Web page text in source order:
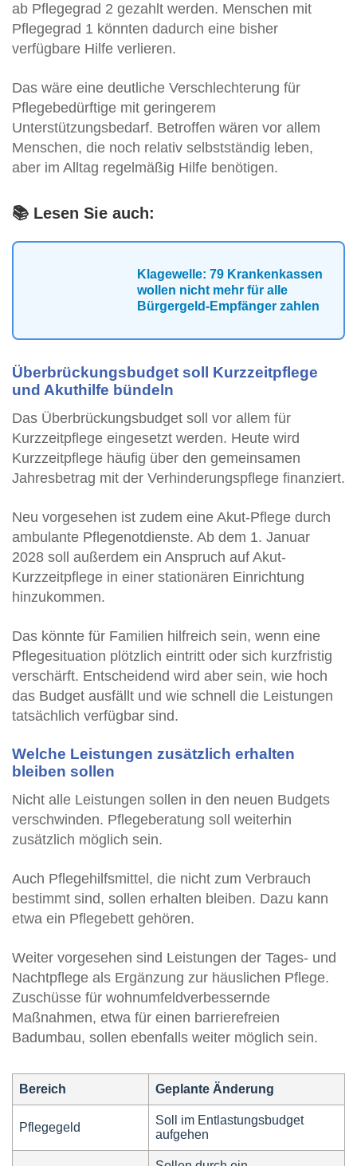
ab Pflegegrad 2 gezahlt werden. Menschen mit
Pflegegrad 1 könnten dadurch eine bisher
verfügbare Hilfe verlieren.
Das wäre eine deutliche Verschlechterung für
Pflegebedürftige mit geringerem
Unterstützungsbedarf. Betroffen wären vor allem
Menschen, die noch relativ selbstständig leben,
aber im Alltag regelmäßig Hilfe benötigen.
📚 Lesen Sie auch:
Klagewelle: 79 Krankenkassen
wollen nicht mehr für alle
Bürgergeld-Empfänger zahlen
Überbrückungsbudget soll Kurzzeitpflege
und Akuthilfe bündeln
Das Überbrückungsbudget soll vor allem für
Kurzzeitpflege eingesetzt werden. Heute wird
Kurzzeitpflege häufig über den gemeinsamen
Jahresbetrag mit der Verhinderungspflege finanziert.
Neu vorgesehen ist zudem eine Akut-Pflege durch
ambulante Pflegenotdienste. Ab dem 1. Januar
2028 soll außerdem ein Anspruch auf Akut-
Kurzzeitpflege in einer stationären Einrichtung
hinzukommen.
Das könnte für Familien hilfreich sein, wenn eine
Pflegesituation plötzlich eintritt oder sich kurzfristig
verschärft. Entscheidend wird aber sein, wie hoch
das Budget ausfällt und wie schnell die Leistungen
tatsächlich verfügbar sind.
Welche Leistungen zusätzlich erhalten
bleiben sollen
Nicht alle Leistungen sollen in den neuen Budgets
verschwinden. Pflegeberatung soll weiterhin
zusätzlich möglich sein.
Auch Pflegehilfsmittel, die nicht zum Verbrauch
bestimmt sind, sollen erhalten bleiben. Dazu kann
etwa ein Pflegebett gehören.
Weiter vorgesehen sind Leistungen der Tages- und
Nachtpflege als Ergänzung zur häuslichen Pflege.
Zuschüsse für wohnumfeldverbessernde
Maßnahmen, etwa für einen barrierefreien
Badumbau, sollen ebenfalls weiter möglich sein.
Bereich Geplante Änderung
Pflegegeld
Soll im Entlastungsbudget
aufgehen